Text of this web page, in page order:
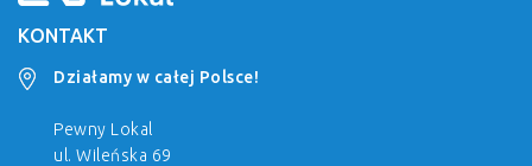
KONTAKT
Działamy w całej Polsce!
Pewny Lokal
ul. Wileńska 69